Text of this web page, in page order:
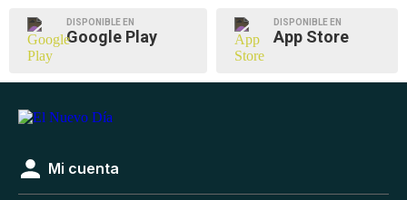
DISPONIBLE EN
Google Play
DISPONIBLE EN
App Store
Mi cuenta